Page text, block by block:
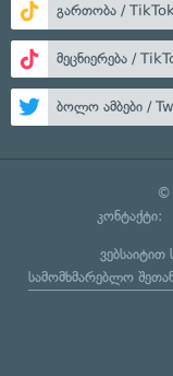
გართობა / TikTok
მეცნიერება /
ბოლო ამბები /
©
კონტაქტი:
ვებსაიტით
სამომხმარებლო